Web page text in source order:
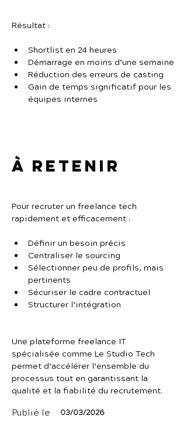
Résultat :
Shortlist en 24 heures
Démarrage en moins d’une semaine
Réduction des erreurs de casting
Gain de temps significatif pour les
équipes internes
À retenir
Pour recruter un freelance tech
rapidement et efficacement :
Définir un besoin précis
Centraliser le sourcing
Sélectionner peu de profils, mais
pertinents
Sécuriser le cadre contractuel
Structurer l’intégration
Une plateforme freelance IT
spécialisée comme Le Studio Tech
permet d’accélérer l’ensemble du
processus tout en garantissant la
qualité et la fiabilité du recrutement.
Publié le 03/03/2026